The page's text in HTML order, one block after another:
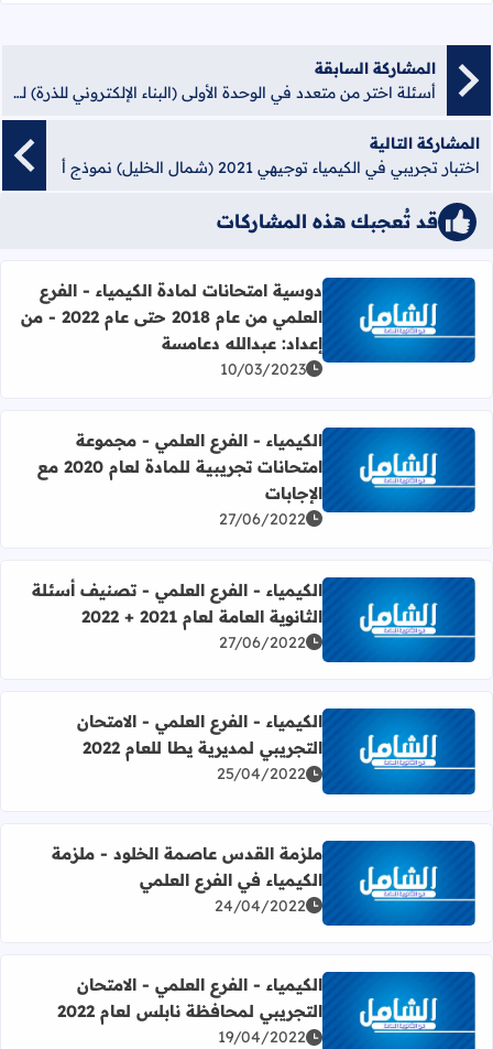
المشاركة السابقة
أسئلة اختر من متعدد في الوحدة الأولى (البناء الإلكتروني للذرة) للصف الثاني عشر
المشاركة التالية
اختبار تجريبي في الكيمياء توجيهي 2021 (شمال الخليل) نموذج أ
قد تُعجبك هذه المشاركات
اقرأ المزيد عن دوسية امتحانات لمادة الكيمياء - الفرع العلمي من عام 2018 حتى عام 2022 - من إعداد:
دوسية امتحانات لمادة الكيمياء - الفرع
العلمي من عام 2018 حتى عام 2022 - من
إعداد: عبدالله دعامسة
10/03/2023
اقرأ المزيد عن الكيمياء - الفرع العلمي - مجموعة امتحانات تجريبية للمادة
الكيمياء - الفرع العلمي - مجموعة
امتحانات تجريبية للمادة لعام 2020 مع
الإجابات
27/06/2022
اقرأ المزيد عن الكيمياء - الفرع العلمي - تصنيف أسئلة الثانوية العامة
الكيمياء - الفرع العلمي - تصنيف أسئلة
الثانوية العامة لعام 2021 + 2022
27/06/2022
اقرأ المزيد عن الكيمياء - الفرع العلمي - الامتحان التجريبي
الكيمياء - الفرع العلمي - الامتحان
التجريبي لمديرية يطا للعام 2022
25/04/2022
اقرأ المزيد عن ملزمة القدس عاصمة الخلود - ملزمة الكيمياء
ملزمة القدس عاصمة الخلود - ملزمة
الكيمياء في الفرع العلمي
24/04/2022
اقرأ المزيد عن الكيمياء - الفرع العلمي - الامتحان التجريبي
الكيمياء - الفرع العلمي - الامتحان
التجريبي لمحافظة نابلس لعام 2022
19/04/2022